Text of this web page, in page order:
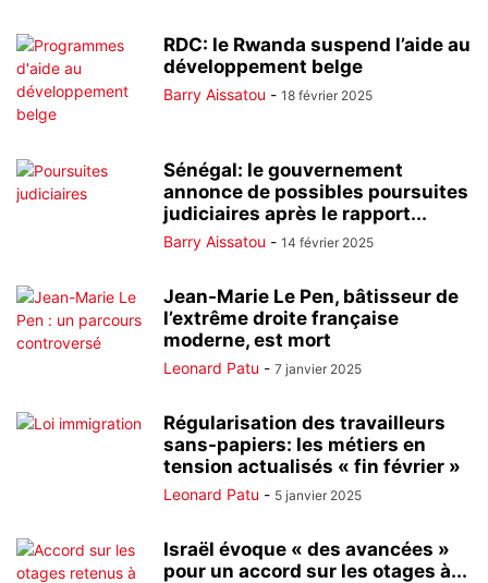
RDC: le Rwanda suspend l’aide au
développement belge
Barry Aissatou - 18 février 2025
Sénégal: le gouvernement
annonce de possibles poursuites
judiciaires après le rapport...
Barry Aissatou - 14 février 2025
Jean-Marie Le Pen, bâtisseur de
l’extrême droite française
moderne, est mort
Leonard Patu - 7 janvier 2025
Régularisation des travailleurs
sans-papiers: les métiers en
tension actualisés « fin février »
Leonard Patu - 5 janvier 2025
Israël évoque « des avancées »
pour un accord sur les otages à...